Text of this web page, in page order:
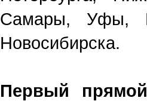
Самары, Уфы,
Новосибирска.
Первый